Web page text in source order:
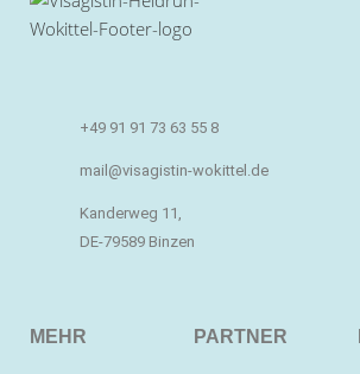
+49 91 91 73 63 55 8
mail@visagistin-wokittel.de
Kanderweg 11,
DE-79589 Binzen
MEHR PARTNER